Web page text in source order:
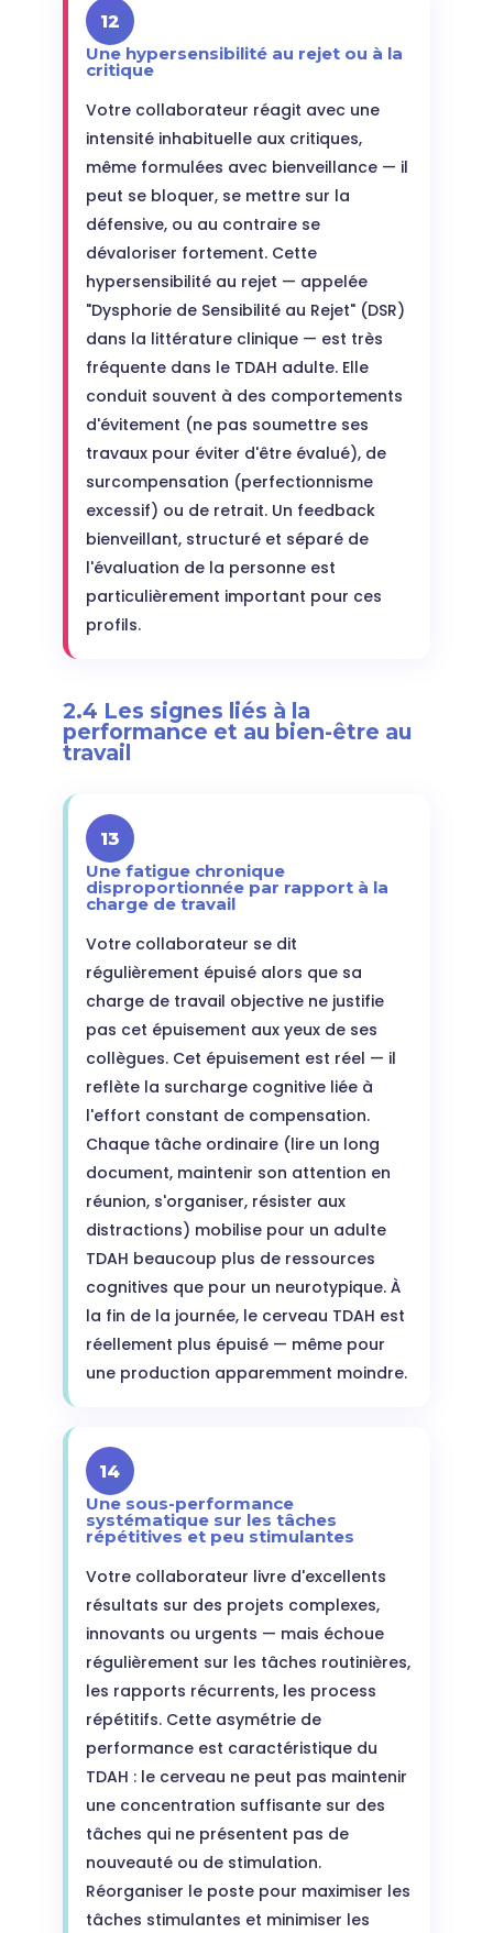
12
Une hypersensibilité au rejet ou à la
critique
Votre collaborateur réagit avec une
intensité inhabituelle aux critiques,
même formulées avec bienveillance — il
peut se bloquer, se mettre sur la
défensive, ou au contraire se
dévaloriser fortement. Cette
hypersensibilité au rejet — appelée
"Dysphorie de Sensibilité au Rejet" (DSR)
dans la littérature clinique — est très
fréquente dans le TDAH adulte. Elle
conduit souvent à des comportements
d'évitement (ne pas soumettre ses
travaux pour éviter d'être évalué), de
surcompensation (perfectionnisme
excessif) ou de retrait. Un feedback
bienveillant, structuré et séparé de
l'évaluation de la personne est
particulièrement important pour ces
profils.
2.4 Les signes liés à la
performance et au bien-être au
travail
13
Une fatigue chronique
disproportionnée par rapport à la
charge de travail
Votre collaborateur se dit
régulièrement épuisé alors que sa
charge de travail objective ne justifie
pas cet épuisement aux yeux de ses
collègues. Cet épuisement est réel — il
reflète la surcharge cognitive liée à
l'effort constant de compensation.
Chaque tâche ordinaire (lire un long
document, maintenir son attention en
réunion, s'organiser, résister aux
distractions) mobilise pour un adulte
TDAH beaucoup plus de ressources
cognitives que pour un neurotypique. À
la fin de la journée, le cerveau TDAH est
réellement plus épuisé — même pour
une production apparemment moindre.
14
Une sous-performance
systématique sur les tâches
répétitives et peu stimulantes
Votre collaborateur livre d'excellents
résultats sur des projets complexes,
innovants ou urgents — mais échoue
régulièrement sur les tâches routinières,
les rapports récurrents, les process
répétitifs. Cette asymétrie de
performance est caractéristique du
TDAH : le cerveau ne peut pas maintenir
une concentration suffisante sur des
tâches qui ne présentent pas de
nouveauté ou de stimulation.
Réorganiser le poste pour maximiser les
tâches stimulantes et minimiser les